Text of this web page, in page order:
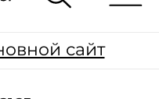
сайт